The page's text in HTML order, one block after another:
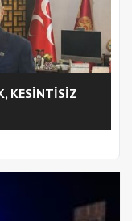
KESİNTİSİZ